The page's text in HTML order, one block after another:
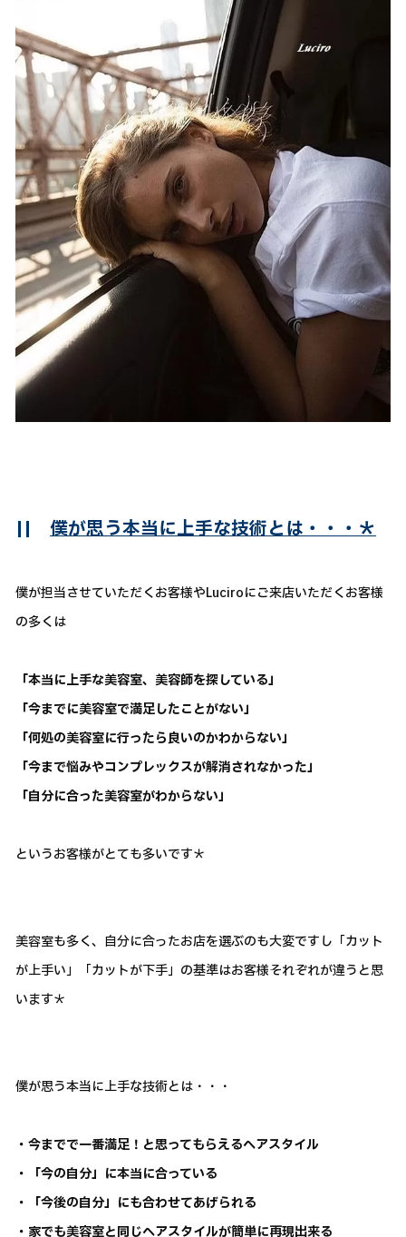
|| 僕が思う本当に上手な技術とは・・・＊
僕が担当させていただくお客様やLuciroにご来店いただくお客様
の多くは
「本当に上手な美容室、美容師を探している」
「今までに美容室で満足したことがない」
「何処の美容室に行ったら良いのかわからない」
「今まで悩みやコンプレックスが解消されなかった」
「自分に合った美容室がわからない」
というお客様がとても多いです＊
美容室も多く、自分に合ったお店を選ぶのも大変ですし「カット
が上手い」「カットが下手」の基準はお客様それぞれが違うと思
います＊
僕が思う本当に上手な技術とは・・・
・今までで一番満足！と思ってもらえるヘアスタイル
・「今の自分」に本当に合っている
・「今後の自分」にも合わせてあげられる
・家でも美容室と同じヘアスタイルが簡単に再現出来る